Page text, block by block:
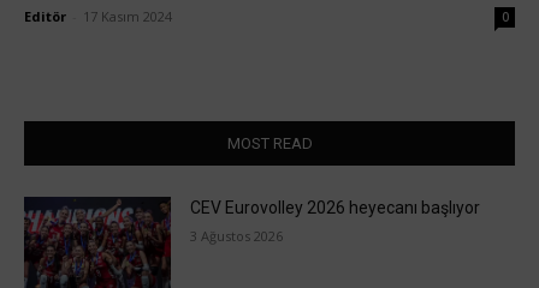
Editör 17 Kasım 2024 0
MOST READ
CEV Eurovolley 2026 heyecanı başlıyor
3 Ağustos 2026